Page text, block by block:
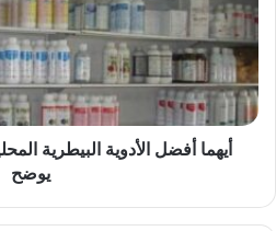
البيطرية
المحلية
المستوردة؟..
خبير
يوضح
أيهما أفضل الأدوية البيطرية
يوضح